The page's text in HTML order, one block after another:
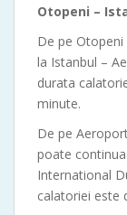
Otopeni –
De pe Otopeni
la Istanbul –
durata
minute.
De pe
poate
International
calatoriei este